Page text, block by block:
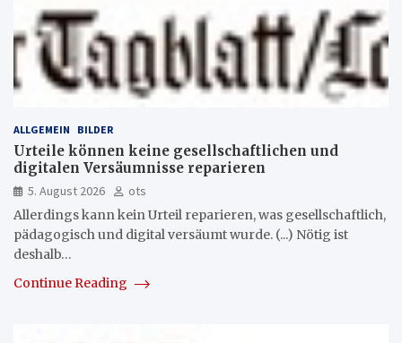
ALLGEMEIN BILDER
Urteile können keine gesellschaftlichen und
digitalen Versäumnisse reparieren
5. August 2026
ots
Allerdings kann kein Urteil reparieren, was gesellschaftlich,
pädagogisch und digital versäumt wurde. (...) Nötig ist
deshalb…
Continue Reading